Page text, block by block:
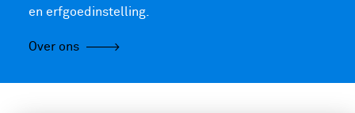
en erfgoedinstelling.
Over ons